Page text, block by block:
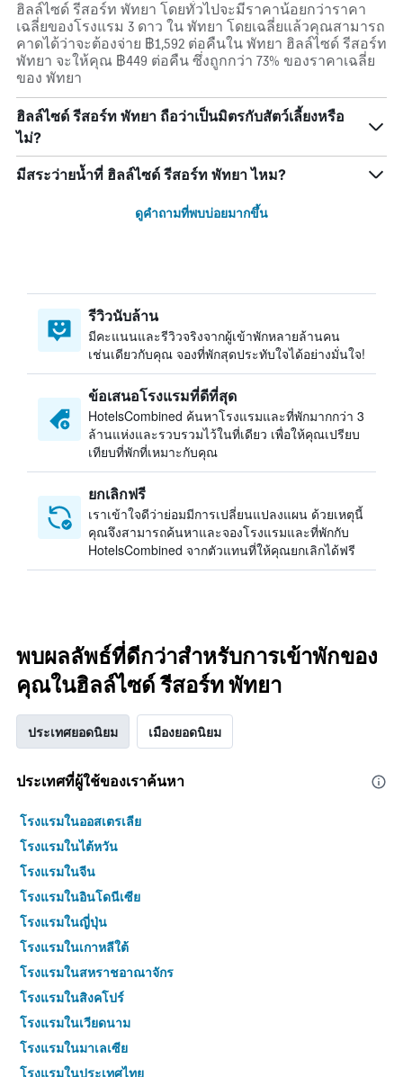
ฮิลล์ไซด์ รีสอร์ท พัทยา โดยทั่วไปจะมีราคาน้อยกว่าราคา
เฉลี่ยของโรงแรม 3 ดาว ใน พัทยา โดยเฉลี่ยแล้วคุณสามารถ
คาดได้ว่าจะต้องจ่าย ฿1,592 ต่อคืนใน พัทยา ฮิลล์ไซด์ รีสอร์ท
พัทยา จะให้คุณ ฿449 ต่อคืน ซึ่งถูกกว่า 73% ของราคาเฉลี่ย
ของ พัทยา
ฮิลล์ไซด์ รีสอร์ท พัทยา ถือว่าเป็นมิตรกับสัตว์เลี้ยงหรือ
ไม่?
มีสระว่ายน้ำที่ ฮิลล์ไซด์ รีสอร์ท พัทยา ไหม?
ดูคำถามที่พบบ่อยมากขึ้น
รีวิวนับล้าน
มีคะแนนและรีวิวจริงจากผู้เข้าพักหลายล้านคน
เช่นเดียวกับคุณ จองที่พักสุดประทับใจได้อย่างมั่นใจ!
ข้อเสนอโรงแรมที่ดีที่สุด
HotelsCombined ค้นหาโรงแรมและที่พักมากกว่า 3
ล้านแห่งและรวบรวมไว้ในที่เดียว เพื่อให้คุณเปรียบ
เทียบที่พักที่เหมาะกับคุณ
ยกเลิกฟรี
เราเข้าใจดีว่าย่อมมีการเปลี่ยนแปลงแผน ด้วยเหตุนี้
คุณจึงสามารถค้นหาและจองโรงแรมและที่พักกับ
HotelsCombined จากตัวแทนที่ให้คุณยกเลิกได้ฟรี
พบผลลัพธ์ที่ดีกว่าสำหรับการเข้าพักของ
คุณในฮิลล์ไซด์ รีสอร์ท พัทยา
ประเทศยอดนิยม เมืองยอดนิยม
ประเทศที่ผู้ใช้ของเราค้นหา
โรงแรมในออสเตรเลีย
โรงแรมในไต้หวัน
โรงแรมในจีน
โรงแรมในอินโดนีเซีย
โรงแรมในญี่ปุ่น
โรงแรมในเกาหลีใต้
โรงแรมในสหราชอาณาจักร
โรงแรมในสิงคโปร์
โรงแรมในเวียดนาม
โรงแรมในมาเลเซีย
โรงแรมในประเทศไทย